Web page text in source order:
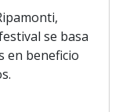
se basa
en beneficio